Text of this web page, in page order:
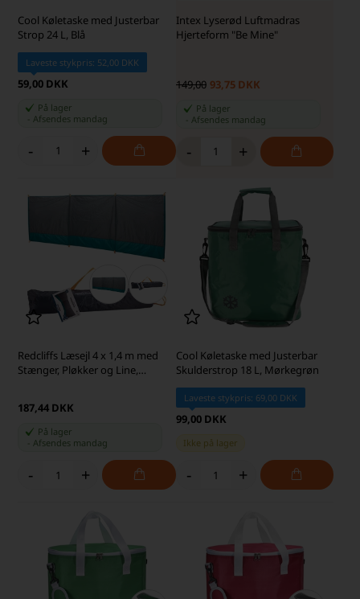
Cool Køletaske med Justerbar
Strop 24 L, Blå
Laveste stykpris: 52,00 DKK
59,00 DKK
På lager
Afsendes mandag
- +
Intex Lyserød Luftmadras
Hjerteform "Be Mine"
149,00 93,75 DKK
På lager
Afsendes mandag
- +
Redcliffs Læsejl 4 x 1,4 m med
Stænger, Pløkker og Line,
187,44 DKK
På lager
-Afsendes mandag
- +
Cool Køletaske med Justerbar
Skulderstrop 18 L, Mørkegrøn
Laveste stykpris: 69,00 DKK
99,00 DKK
Ikke på lager
- +